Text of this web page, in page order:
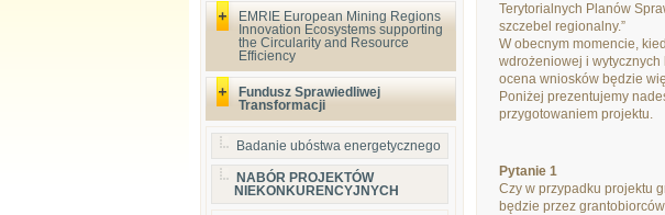
EMRIE European Mining Regions
Innovation Ecosystems supporting
the Circularity and Resource
Efficiency
Fundusz Sprawiedliwej
Transformacji
Badanie ubóstwa energetycznego
NABÓR PROJEKTÓW
NIEKONKURENCYJNYCH
Terytorialnych Planów
szczebel regionalny.”
W obecnym momencie,
wdrożeniowej i
ocena wniosków będzie
Poniżej prezentujemy
przygotowaniem projektu.
Pytanie 1
Czy w przypadku projektu
będzie przez